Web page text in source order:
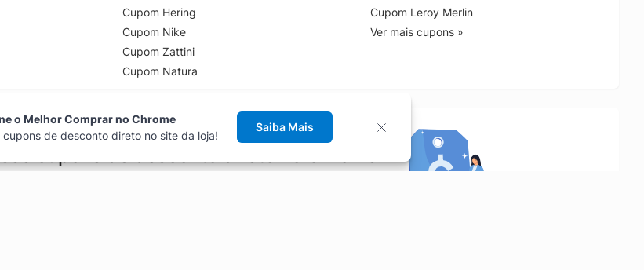
Cupom Hering
Cupom Nike
Cupom Zattini
Cupom Natura
Cupom Leroy Merlin
Ver mais cupons »
cupons de desconto direto no Chrome!
o Melhor Comprar no Chrome
cupons de desconto direto no site da loja!
Saiba Mais